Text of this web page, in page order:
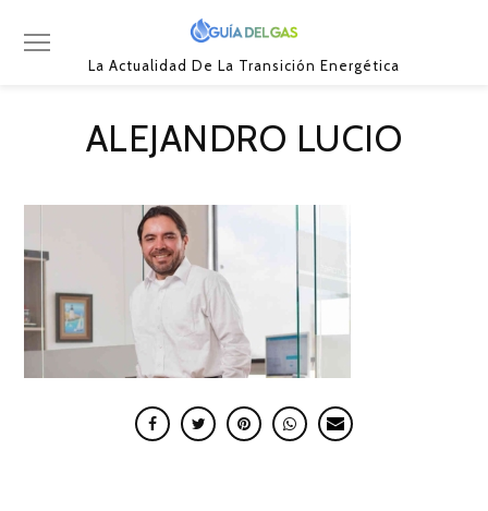
La Actualidad De La Transición Energética
ALEJANDRO LUCIO